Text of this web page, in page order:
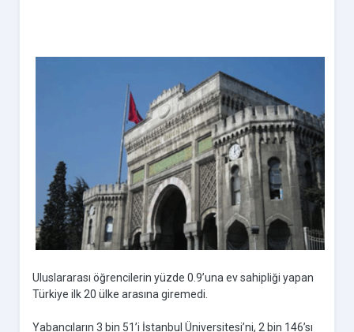
Uluslararası öğrencilerin yüzde 0.9’una ev sahipliği yapan
Türkiye ilk 20 ülke arasına giremedi.
Yabancıların 3 bin 51’i İstanbul Üniversitesi’ni, 2 bin 146’sı